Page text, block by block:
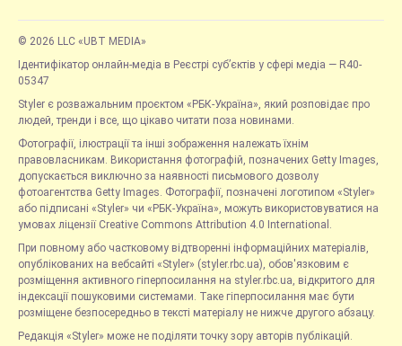
© 2026 LLC «UBT MEDIA»
Ідентифікатор онлайн-медіа в Реєстрі суб’єктів у сфері медіа — R40-
05347
Styler є розважальним проєктом «РБК-Україна», який розповідає про
людей, тренди і все, що цікаво читати поза новинами.
Фотографії, ілюстрації та інші зображення належать їхнім
правовласникам. Використання фотографій, позначених Getty Images,
допускається виключно за наявності письмового дозволу
фотоагентства Getty Images. Фотографії, позначені логотипом «Styler»
або підписані «Styler» чи «РБК-Україна», можуть використовуватися на
умовах ліцензії Creative Commons Attribution 4.0 International.
При повному або частковому відтворенні інформаційних матеріалів,
опублікованих на вебсайті «Styler» (styler.rbc.ua), обов'язковим є
розміщення активного гіперпосилання на styler.rbc.ua, відкритого для
індексації пошуковими системами. Таке гіперпосилання має бути
розміщене безпосередньо в тексті матеріалу не нижче другого абзацу.
Редакція «Styler» може не поділяти точку зору авторів публікацій.